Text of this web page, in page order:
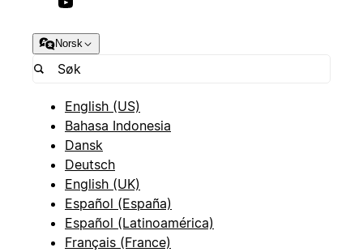
Norsk
English (US)
Bahasa Indonesia
Dansk
Deutsch
English (UK)
Español (España)
Español (Latinoamérica)
Français (France)